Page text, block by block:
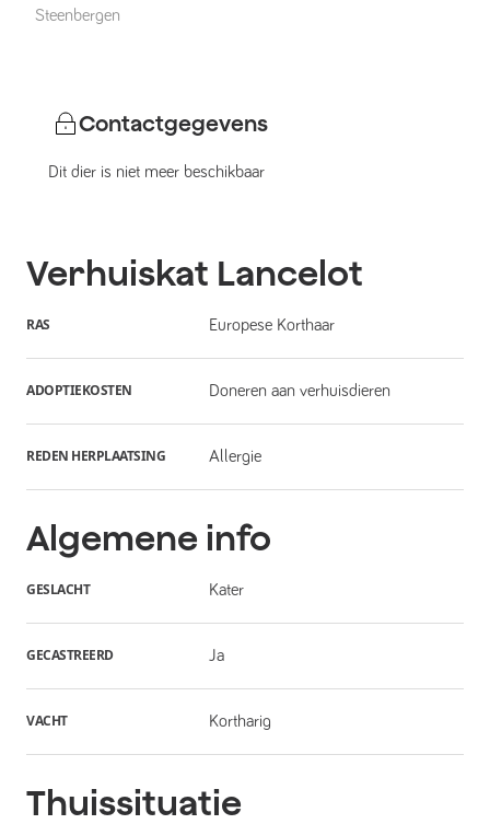
Steenbergen
Contactgegevens
Dit dier is niet meer beschikbaar
Verhuiskat Lancelot
RAS Europese Korthaar
ADOPTIEKOSTEN Doneren aan verhuisdieren
REDEN HERPLAATSING Allergie
Algemene info
GESLACHT Kater
GECASTREERD Ja
VACHT Kortharig
Thuissituatie